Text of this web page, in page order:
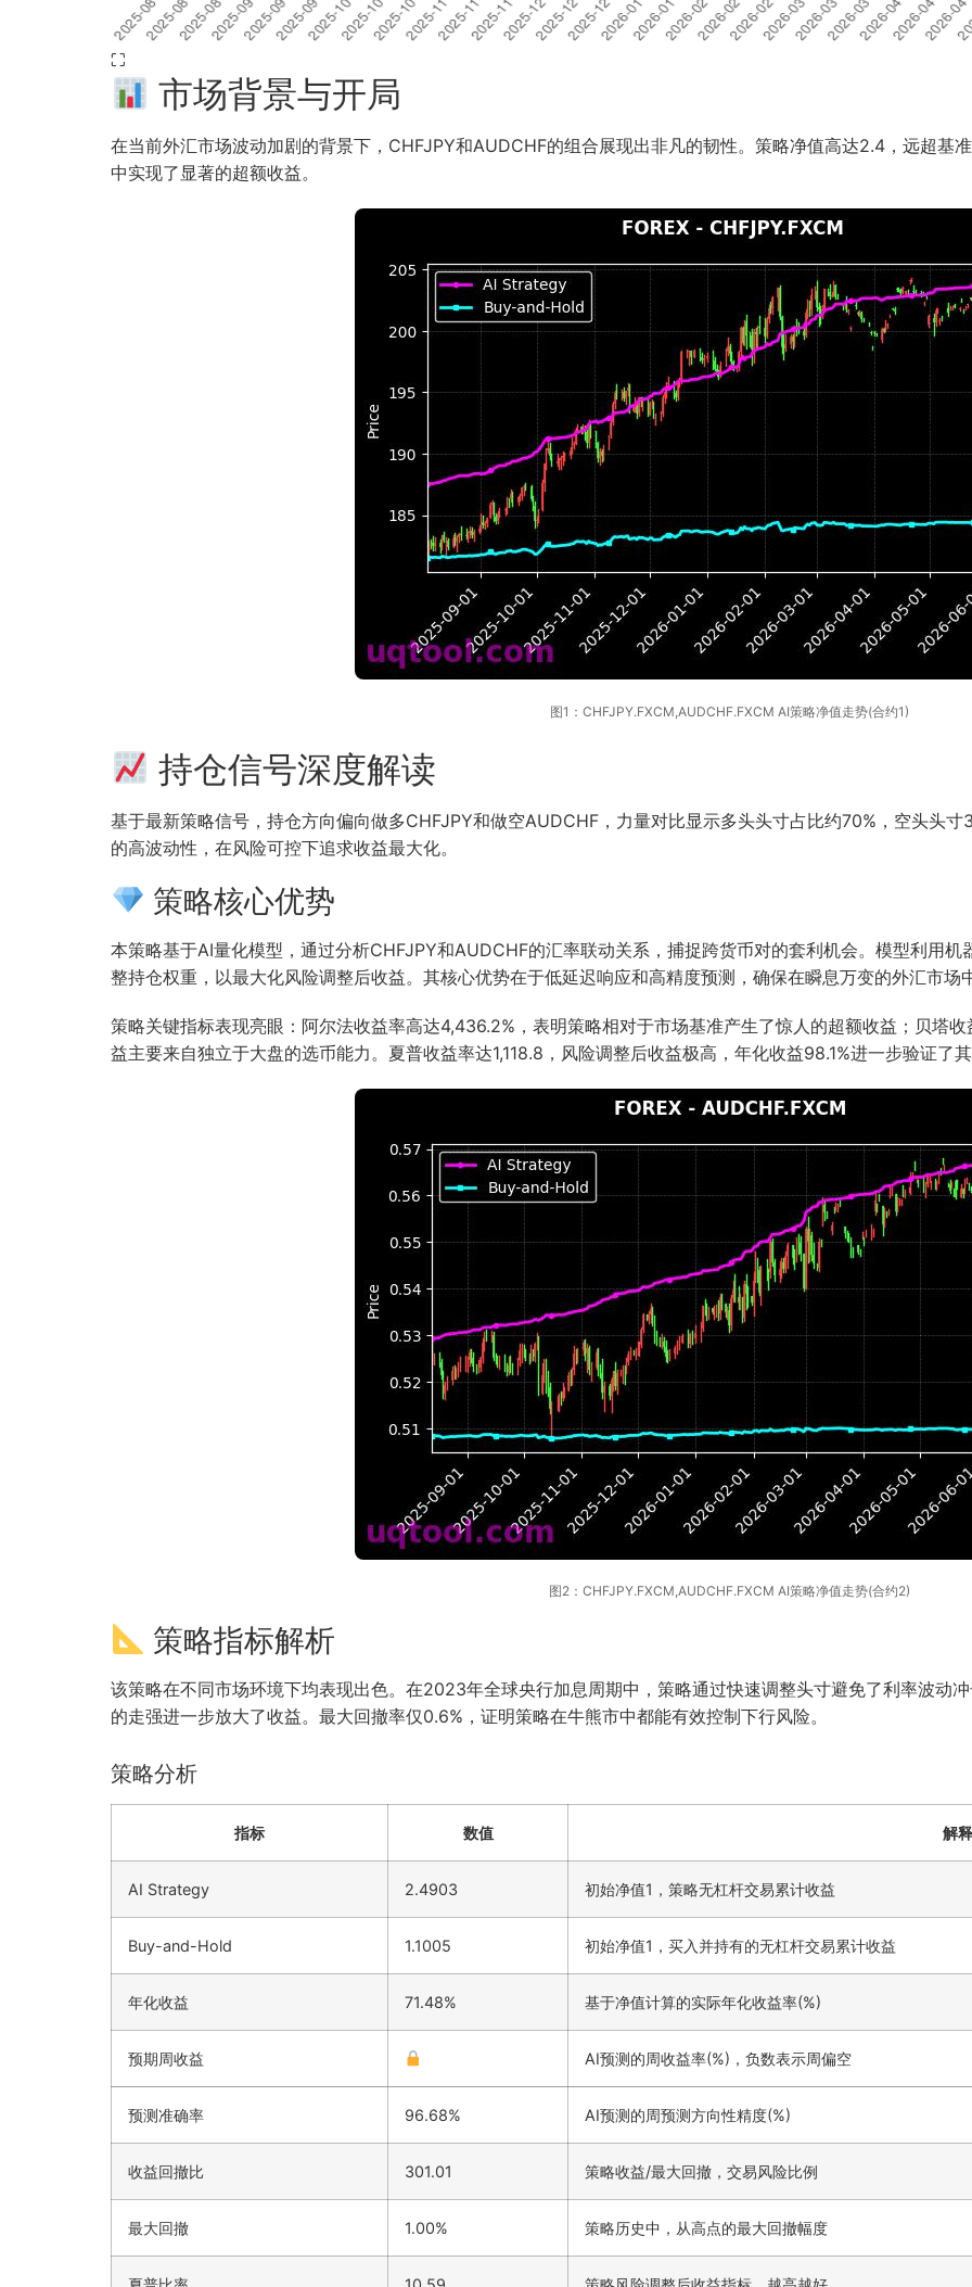
⛶
市场背景与开局
在当前外汇市场波动加剧的背景下，CHFJPY和AUDCHF的组合展现出非凡的韧性。策略净值高达2.4，远超基
中实现了显著的超额收益。
图1：CHFJPY.FXCM,AUDCHF.FXCM AI策略净值走势(合约1)
持仓信号深度解读
基于最新策略信号，持仓方向偏向做多CHFJPY和做空AUDCHF，力量对比显示多头头寸占比约70%，空头头
的高波动性，在风险可控下追求收益最大化。
策略核心优势
本策略基于AI量化模型，通过分析CHFJPY和AUDCHF的汇率联动关系，捕捉跨货币对的套利机会。模型利用
整持仓权重，以最大化风险调整后收益。其核心优势在于低延迟响应和高精度预测，确保在瞬息万变的外汇市场
策略关键指标表现亮眼：阿尔法收益率高达4,436.2%，表明策略相对于市场基准产生了惊人的超额收益；贝塔
益主要来自独立于大盘的选币能力。夏普收益率达1,118.8，风险调整后收益极高，年化收益98.1%进一步验证了
图2：CHFJPY.FXCM,AUDCHF.FXCM AI策略净值走势(合约2)
策略指标解析
该策略在不同市场环境下均表现出色。在2023年全球央行加息周期中，策略通过快速调整头寸避免了利率波动
的走强进一步放大了收益。最大回撤率仅0.6%，证明策略在牛熊市中都能有效控制下行风险。
策略分析
指标 数值 解释
AI Strategy 2.4903 初始净值1，策略无杠杆交易累计收益
Buy-and-Hold 1.1005 初始净值1，买入并持有的无杠杆交易累计收益
年化收益 71.48% 基于净值计算的实际年化收益率(%)
预期周收益 AI预测的周收益率(%)，负数表示周偏空
预测准确率 96.68% AI预测的周预测方向性精度(%)
收益回撤比 301.01 策略收益/最大回撤，交易风险比例
最大回撤 1.00% 策略历史中，从高点的最大回撤幅度